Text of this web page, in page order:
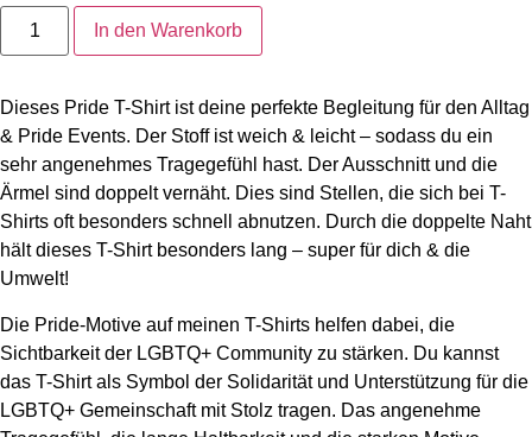
TAKE
CARE
OF
|
Pride
T-
Shirt
Menge
In den Warenkorb
Dieses Pride T-Shirt ist deine perfekte Begleitung für den Alltag
& Pride Events. Der Stoff ist weich & leicht – sodass du ein
sehr angenehmes Tragegefühl hast. Der Ausschnitt und die
Ärmel sind doppelt vernäht. Dies sind Stellen, die sich bei T-
Shirts oft besonders schnell abnutzen. Durch die doppelte Naht
hält dieses T-Shirt besonders lang – super für dich & die
Umwelt!
Die Pride-Motive auf meinen T-Shirts helfen dabei, die
Sichtbarkeit der LGBTQ+ Community zu stärken. Du kannst
das T-Shirt als Symbol der Solidarität und Unterstützung für die
LGBTQ+ Gemeinschaft mit Stolz tragen. Das angenehme